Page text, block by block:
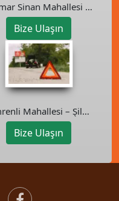
Sinan Mahallesi –
Oto Kurtarıcı
Bize Ulaşın
Mahallesi – Şile
Oto Kurtarıcı
Bize Ulaşın